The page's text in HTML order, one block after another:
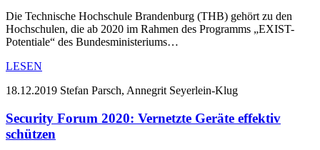
Die Technische Hochschule Brandenburg (THB) gehört zu den
Hochschulen, die ab 2020 im Rahmen des Programms „EXIST-
Potentiale“ des Bundesministeriums…
LESEN
18.12.2019 Stefan Parsch, Annegrit Seyerlein-Klug
Security Forum 2020: Vernetzte Geräte effektiv
schützen